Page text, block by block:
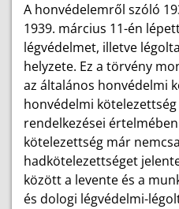
A honvédelemről szóló
1939. március 11-én
légvédelmet, illetve
helyzete. Ez a törvény
az általános honvédelmi
honvédelmi
rendelkezései
kötelezettség már
hadkötelezettséget
között a levente és a
és dologi légvédelmi-